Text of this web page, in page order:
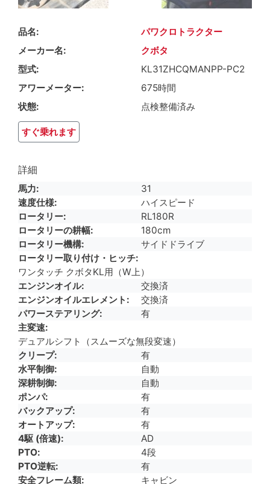
品名
パワクロトラクター
メーカー名
クボタ
型式
KL31ZHCQMANPP-PC2
アワーメーター
675時間
状態
点検整備済み
すぐ乗れます
詳細
馬力
31
速度仕様
ハイスピード
ロータリー
RL180R
ロータリーの耕幅
180cm
ロータリー機構
サイドドライブ
ロータリー取り付け・ヒッチ
ワンタッチ クボタKL用（W上）
エンジンオイル
交換済
エンジンオイルエレメント
交換済
パワーステアリング
有
主変速
デュアルシフト（スムーズな無段変速）
クリープ
有
水平制御
自動
深耕制御
自動
ポンパ
有
バックアップ
有
オートアップ
有
4駆 (倍速)
AD
PTO
4段
PTO逆転
有
安全フレーム類
キャビン